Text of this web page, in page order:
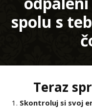
spolu s
Teraz
1. Skontroluj si svoj